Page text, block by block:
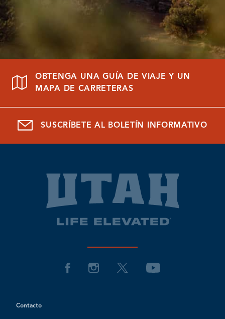
OBTENGA UNA GUÍA DE VIAJE Y UN
MAPA DE CARRETERAS
SUSCRÍBETE AL BOLETÍN INFORMATIVO
Contacto